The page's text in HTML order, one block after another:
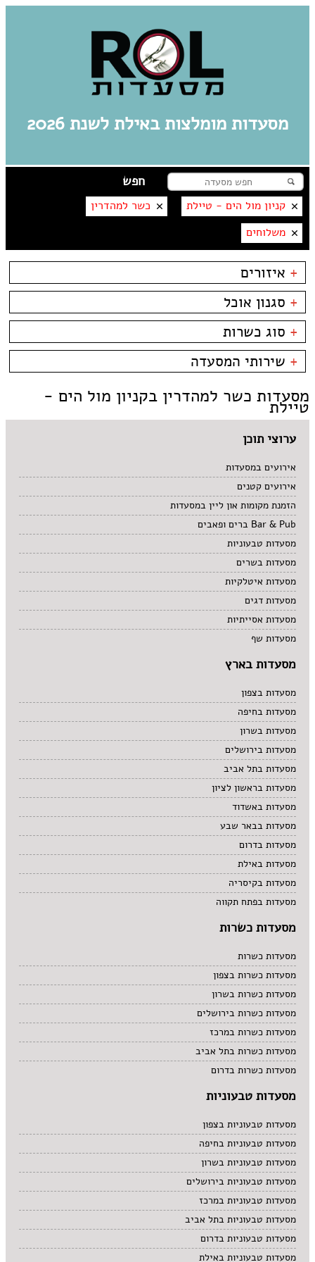
מסעדות מומלצות באילת לשנת 2026
קניון מול הים - טיילת
כשר למהדרין
משלוחים
+ איזורים
אילת
מרינה
פארק אופירה
פארק הקרח
קניון מול הים - טיילת
+ סגנון אוכל
בשרים
דגים
צמחוני/טבעוני
פירות ים
סושי
אוכל ביתי
אסייתי
בית קפה
טאפאס בר
סיני
תאילנדי
+ סוג כשרות
כשרות
כשר למהדרין
+ שירותי המסעדה
משלוחים
מסעדות כשר למהדרין בקניון מול הים -
טיילת
ערוצי תוכן
אירועים במסעדות
אירועים קטנים
הזמנת מקומות און ליין במסעדות
Bar & Pub ברים ופאבים
מסעדות טבעוניות
מסעדות בשרים
מסעדות איטלקיות
מסעדות דגים
מסעדות אסייתיות
מסעדות שף
מסעדות בארץ
מסעדות בצפון
מסעדות בחיפה
מסעדות בשרון
מסעדות בירושלים
מסעדות בתל אביב
מסעדות בראשון לציון
מסעדות באשדוד
מסעדות בבאר שבע
מסעדות בדרום
מסעדות באילת
מסעדות בקיסריה
מסעדות בפתח תקווה
מסעדות כשרות
מסעדות כשרות
מסעדות כשרות בצפון
מסעדות כשרות בשרון
מסעדות כשרות בירושלים
מסעדות כשרות במרכז
מסעדות כשרות בתל אביב
מסעדות כשרות בדרום
מסעדות טבעוניות
מסעדות טבעוניות בצפון
מסעדות טבעוניות בחיפה
מסעדות טבעוניות בשרון
מסעדות טבעוניות בירושלים
מסעדות טבעוניות במרכז
מסעדות טבעוניות בתל אביב
מסעדות טבעוניות בדרום
מסעדות טבעוניות באילת